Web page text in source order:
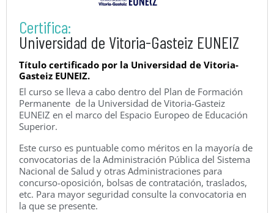
Certifica:
Universidad de Vitoria-Gasteiz EUNEIZ
Título certificado por la Universidad de Vitoria-
Gasteiz EUNEIZ.
El curso se lleva a cabo dentro del Plan de Formación
Permanente de la Universidad de Vitoria-Gasteiz
EUNEIZ en el marco del Espacio Europeo de Educación
Superior.
Este curso es puntuable como méritos en la mayoría de
convocatorias de la Administración Pública del Sistema
Nacional de Salud y otras Administraciones para
concurso-oposición, bolsas de contratación, traslados,
etc. Para mayor seguridad consulte la convocatoria en
la que se presente.